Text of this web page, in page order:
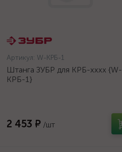
Артикул: W-КРБ-1
Штанга ЗУБР для КРБ-хххх {W-
КРБ-1}
2 453 ₽ /шт